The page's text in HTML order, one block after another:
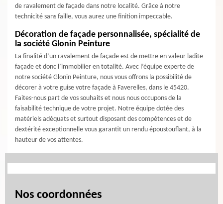
de ravalement de façade dans notre localité. Grâce à notre
technicité sans faille, vous aurez une finition impeccable.
Décoration de façade personnalisée, spécialité de
la société Glonin Peinture
La finalité d’un ravalement de façade est de mettre en valeur ladite
façade et donc l’immobilier en totalité. Avec l’équipe experte de
notre société Glonin Peinture, nous vous offrons la possibilité de
décorer à votre guise votre façade à Faverelles, dans le 45420.
Faites-nous part de vos souhaits et nous nous occupons de la
faisabilité technique de votre projet. Notre équipe dotée des
matériels adéquats et surtout disposant des compétences et de
dextérité exceptionnelle vous garantit un rendu époustouflant, à la
hauteur de vos attentes.
Nos coordonnées